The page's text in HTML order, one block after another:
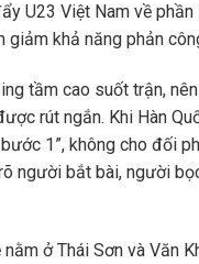
U23 Việt Nam về
khả năng phản
tầm cao suốt trận,
rút ngắn. Khi Hàn
1”, không cho đối
người bắt bài, người
ở Thái Sơn và Văn